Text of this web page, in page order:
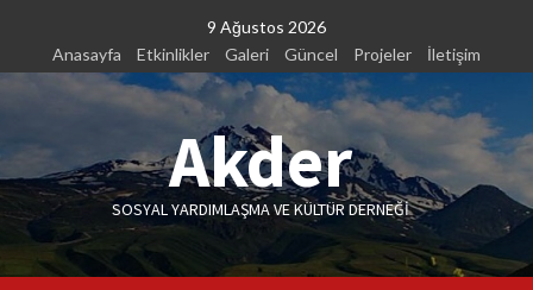
content
9 Ağustos 2026
Anasayfa
Etkinlikler Galeri Güncel Projeler İletişim
Akder
SOSYAL YARDIMLAŞMA VE KÜLTÜR DERNEĞİ